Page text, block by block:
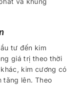
tư đến kim
giá trị theo thời
kim cương có
tăng lên. Theo